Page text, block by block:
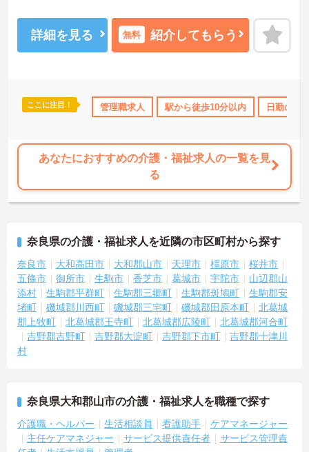
産休･育休･介護休暇取得実績あり 社会保険完備 退職金制度
希望休制度もありワークライフバランスを保ちながらご勤務いただ
けます☆
ご興味のある方には、面接対策ポイントなど、さらに詳細をお話し
詳細を見る 無料 紹介してもらう
ここに注目！ 管理職求人 駅から徒歩10分以内 日勤のみ
あなたにおすすめの介護・福祉求人の一覧を見
る
奈良県の介護・福祉求人を近隣の市区町村から探す
奈良市 大和高田市 大和郡山市 天理市 橿原市
桜井市
五條市
御所市 生駒市 香芝市 葛城市 宇陀市
山辺郡山
添村
生駒郡平群町 生駒郡三郷町 生駒郡斑鳩町
生駒郡安
堵町
磯城郡川西町 磯城郡三宅町 磯城郡田原本町
北葛城
郡上牧町
北葛城郡王寺町 北葛城郡広陵町
北葛城郡河合町
吉野郡吉野町
吉野郡大淀町 吉野郡下市町
吉野郡十津川
村
奈良県大和郡山市の介護・福祉求人を職種で探す
介護職・ヘルパー 生活相談員 看護助手
ケアマネージャー
主任ケアマネジャー
サービス提供責任者
サービス管理責